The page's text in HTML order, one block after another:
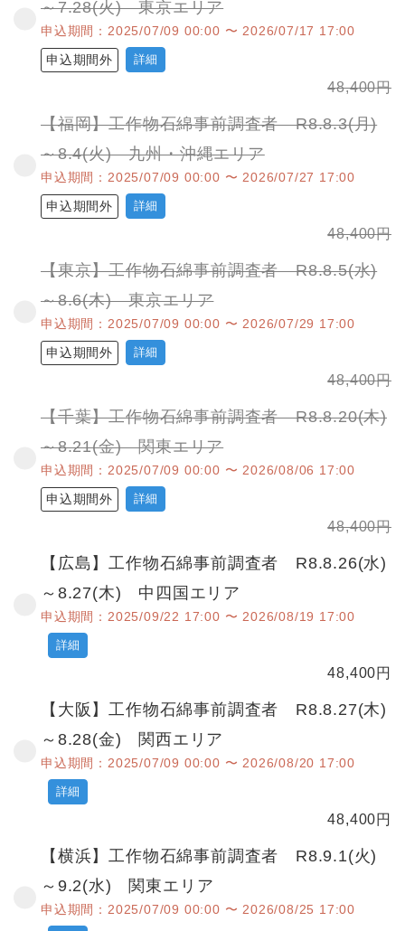
～7.28(火) 東京エリア
申込期間：2025/07/09 00:00 〜 2026/07/17 17:00
申込期間外 詳細
48,400円
【福岡】工作物石綿事前調査者 R8.8.3(月)
～8.4(火) 九州・沖縄エリア
申込期間：2025/07/09 00:00 〜 2026/07/27 17:00
申込期間外 詳細
48,400円
【東京】工作物石綿事前調査者 R8.8.5(水)
～8.6(木) 東京エリア
申込期間：2025/07/09 00:00 〜 2026/07/29 17:00
申込期間外 詳細
48,400円
【千葉】工作物石綿事前調査者 R8.8.20(木)
～8.21(金) 関東エリア
申込期間：2025/07/09 00:00 〜 2026/08/06 17:00
申込期間外 詳細
48,400円
【広島】工作物石綿事前調査者 R8.8.26(水)
～8.27(木) 中四国エリア
申込期間：2025/09/22 17:00 〜 2026/08/19 17:00
詳細
48,400円
【大阪】工作物石綿事前調査者 R8.8.27(木)
～8.28(金) 関西エリア
申込期間：2025/07/09 00:00 〜 2026/08/20 17:00
詳細
48,400円
【横浜】工作物石綿事前調査者 R8.9.1(火)
～9.2(水) 関東エリア
申込期間：2025/07/09 00:00 〜 2026/08/25 17:00